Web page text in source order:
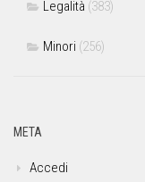
Legalità (383)
Minori (256)
META
Accedi